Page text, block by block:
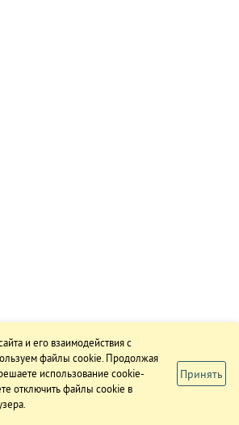
и его взаимодействия с
файлы cookie. Продолжая
использование cookie-
отключить файлы cookie в
Принять